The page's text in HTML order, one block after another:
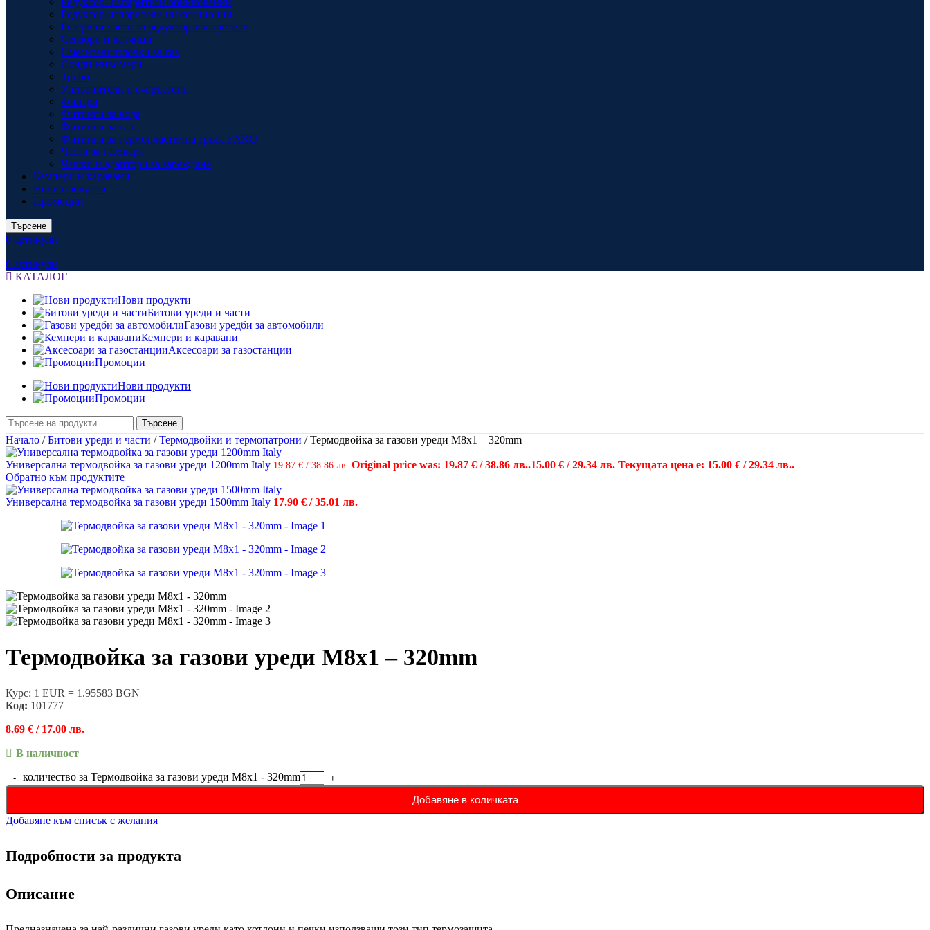
Редуктор-изпарители инжекционни
Резервни части за редуктор-изпарители
Сензори и датчици
Смесители/плочки за газ
Сонди-нивомери
Тръби
Уплътнители и о-пръстени
Филтри
Фитинги за вода
Фитинги за газ
Фитинги за термопластична тръба FARO
Части за газокари
Чашки и адаптори за зареждане
Кемпери и каравани
Нови продукти
Промоции
Търсене
0 артикули
0 артикули
КАТАЛОГ
Нови продукти
Битови уреди и части
Газови уредби за автомобили
Кемпери и каравани
Аксесоари за газостанции
Промоции
Нови продукти
Промоции
Търсене
Начало / Битови уреди и части / Термодвойки и термопатрони / Термодвойка за газови уреди М8х1 – 320mm
Универсална термодвойка за газови уреди 1200mm Italy 19.87€/ 38.86 лв.Original price was: 19.87 € / 38.86 лв..15.00 € / 29.34 лв. Текущата цена е: 15.00 € / 29.34 лв..
Обратно към продуктите
Универсална термодвойка за газови уреди 1500mm Italy 17.90 € / 35.01 лв.
Термодвойка за газови уреди М8х1 – 320mm
Курс: 1 EUR = 1.95583 BGN
Код: 101777
8.69 € / 17.00 лв.
В наличност
количество за Термодвойка за газови уреди М8х1 - 320mm
Добавяне в количката
Добавяне към списък с желания
Подробности за продукта
Описание